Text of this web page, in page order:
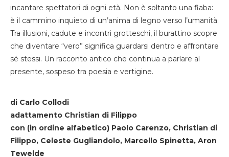
incantare spettatori di ogni età. Non è soltanto una fiaba:
è il cammino inquieto di un’anima di legno verso l’umanità.
Tra illusioni, cadute e incontri grotteschi, il burattino scopre
che diventare “vero” significa guardarsi dentro e affrontare
sé stessi. Un racconto antico che continua a parlare al
presente, sospeso tra poesia e vertigine.
di Carlo Collodi
adattamento Christian di Filippo
con (in ordine alfabetico) Paolo Carenzo, Christian di
Filippo, Celeste Gugliandolo, Marcello Spinetta, Aron
Tewelde